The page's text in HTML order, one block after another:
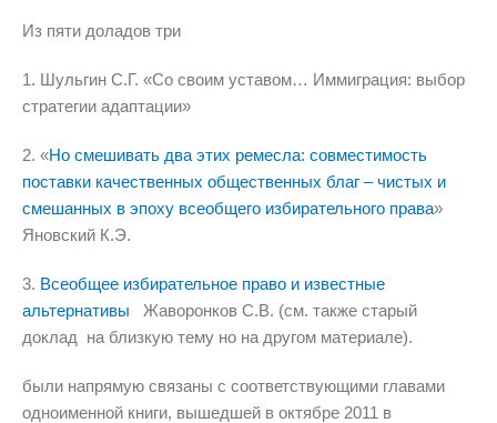
Из пяти доладов три
1. Шульгин С.Г. «Со своим уставом… Иммиграция: выбор
стратегии адаптации»
2. «Но смешивать два этих ремесла: совместимость
поставки качественных общественных благ – чистых и
смешанных в эпоху всеобщего избирательного права»
Яновский К.Э.
3. Всеобщее избирательное право и известные
альтернативы Жаворонков С.В. (см. также старый
доклад на близкую тему но на другом материале).
были напрямую связаны с соответствующими главами
одноименной книги, вышедшей в октябре 2011 в